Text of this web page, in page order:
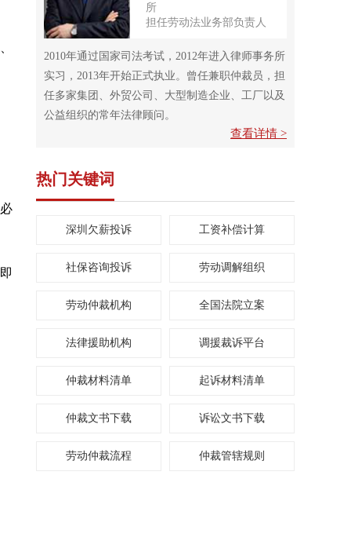
所
担任劳动法业务部负责人
2010年通过国家司法考试，2012年进入律师事务所
实习，2013年开始正式执业。曾任兼职仲裁员，担
任多家集团、外贸公司、大型制造企业、工厂以及
公益组织的常年法律顾问。
查看详情 >
热门关键词
深圳欠薪投诉 工资补偿计算
社保咨询投诉 劳动调解组织
劳动仲裁机构 全国法院立案
法律援助机构 调援裁诉平台
仲裁材料清单 起诉材料清单
仲裁文书下载 诉讼文书下载
劳动仲裁流程 仲裁管辖规则